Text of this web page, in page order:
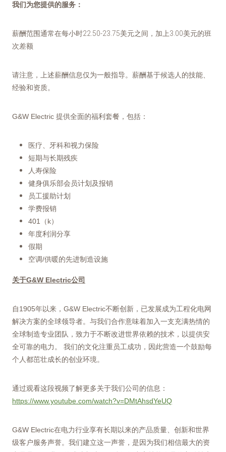
我们为您提供的服务：
薪酬范围通常在每小时22.50-23.75美元之间，加上3.00美元的班
次差额
请注意，上述薪酬信息仅为一般指导。薪酬基于候选人的技能、
经验和资质。
G&W Electric 提供全面的福利套餐，包括：
医疗、牙科和视力保险
短期与长期残疾
人寿保险
健身俱乐部会员计划及报销
员工援助计划
学费报销
401（k）
年度利润分享
假期
空调/供暖的先进制造设施
关于G&W Electric公司
自1905年以来，G&W Electric不断创新，已发展成为工程化电网
解决方案的全球领导者。与我们合作意味着加入一支充满热情的
全球制造专业团队，致力于不断改进世界依赖的技术，以提供安
全可靠的电力。 我们的文化注重员工成功，因此营造一个鼓励每
个人都茁壮成长的创业环境。
通过观看这段视频了解更多关于我们公司的信息：
https://www.youtube.com/watch?v=DMtAhsdYeUQ
G&W Electric在电力行业享有长期以来的产品质量、创新和世界
级客户服务声誉。我们建立这一声誉，是因为我们相信最大的资